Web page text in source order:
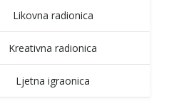
Likovna radionica
Kreativna radionica
Ljetna igraonica